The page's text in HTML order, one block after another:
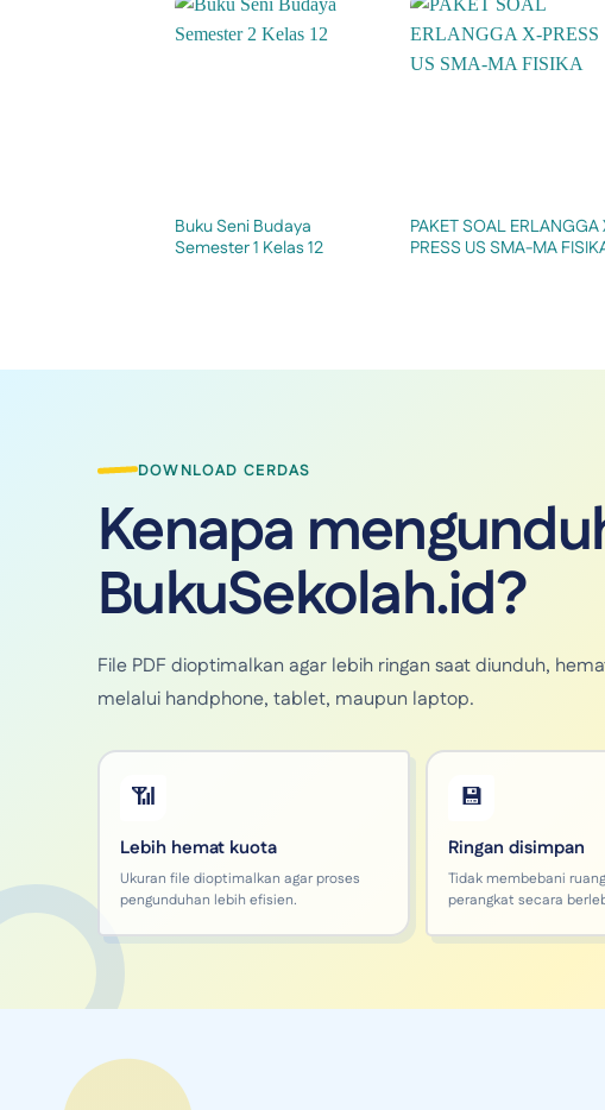
Buku Seni Budaya
Semester 1 Kelas 12
PAKET SOAL ERLANGGA
PRESS US SMA-MA
DOWNLOAD CERDAS
Kenapa
BukuSekolah.id?
File PDF dioptimalkan agar lebih ringan saat diunduh,
melalui handphone, tablet, maupun laptop.
📶
Lebih hemat kuota
Ukuran file dioptimalkan agar proses
pengunduhan lebih efisien.
💾
Ringan disimpan
Tidak membebani
perangkat secara